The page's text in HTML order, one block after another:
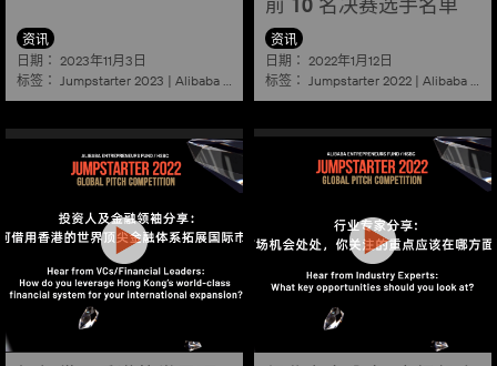
资讯
日期： 2023年11月3日
标签： Jumpstarter 2023 | Alibaba Startup
前 10 名决赛选手名单
资讯
日期： 2022年1月12日
标签： Jumpstarter 2022 | Alibaba